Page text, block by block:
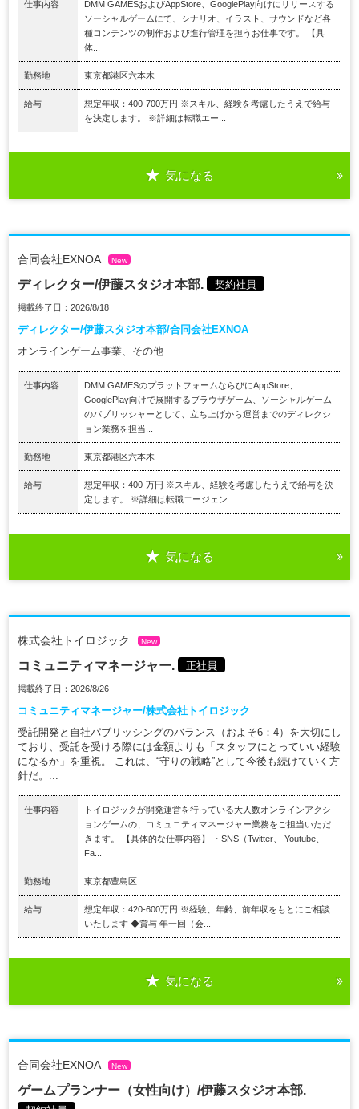
仕事内容
DMM GAMESおよびAppStore、GooglePlay向けにリリースする
ソーシャルゲームにて、シナリオ、イラスト、サウンドなど各
種コンテンツの制作および進行管理を担うお仕事です。 【具
体...
勤務地 東京都港区六本木
給与
想定年収：400-700万円 ※スキル、経験を考慮したうえで給与
を決定します。 ※詳細は転職エー...
気になる
合同会社EXNOA New
ディレクター/伊藤スタジオ本部. 契約社員
掲載終了日：2026/8/18
ディレクター/伊藤スタジオ本部/合同会社EXNOA
オンラインゲーム事業、その他
仕事内容
DMM GAMESのプラットフォームならびにAppStore、
GooglePlay向けで展開するブラウザゲーム、ソーシャルゲーム
のパブリッシャーとして、立ち上げから運営までのディレクシ
ョン業務を担当...
勤務地 東京都港区六本木
給与
想定年収：400-万円 ※スキル、経験を考慮したうえで給与を決
定します。 ※詳細は転職エージェン...
気になる
株式会社トイロジック New
コミュニティマネージャー. 正社員
掲載終了日：2026/8/26
コミュニティマネージャー/株式会社トイロジック
受託開発と自社パブリッシングのバランス（およそ6：4）を大切にし
ており、受託を受ける際には金額よりも「スタッフにとっていい経験
になるか」を重視。 これは、“守りの戦略”として今後も続けていく方
針だ。...
仕事内容
トイロジックが開発運営を行っている大人数オンラインアクシ
ョンゲームの、コミュニティマネージャー業務をご担当いただ
きます。 【具体的な仕事内容】 ・SNS（Twitter、 Youtube、
Fa...
勤務地 東京都豊島区
給与
想定年収：420-600万円 ※経験、年齢、前年収をもとにご相談
いたします ◆賞与 年一回（会...
気になる
合同会社EXNOA New
ゲームプランナー（女性向け）/伊藤スタジオ本部.